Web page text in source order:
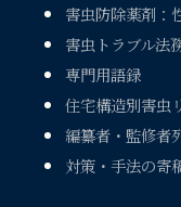
害虫防除薬剤：
害虫トラブル法
専門用語録
住宅構造別害虫
編纂者・監修者
対策・手法の寄